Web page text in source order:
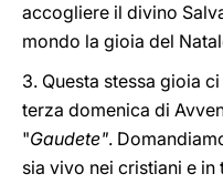
accogliere il divino
mondo la gioia del
3. Questa stessa gioia
terza domenica di
"Gaudete".
sia vivo nei cristiani e